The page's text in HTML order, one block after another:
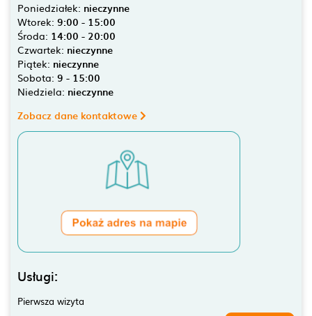
Poniedziałek: nieczynne
Wtorek: 9:00 - 15:00
Środa: 14:00 - 20:00
Czwartek: nieczynne
Piątek: nieczynne
Sobota: 9 - 15:00
Niedziela: nieczynne
Zobacz dane kontaktowe
Usługi:
Pierwsza wizyta